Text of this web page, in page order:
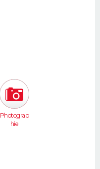
Photograp
hie